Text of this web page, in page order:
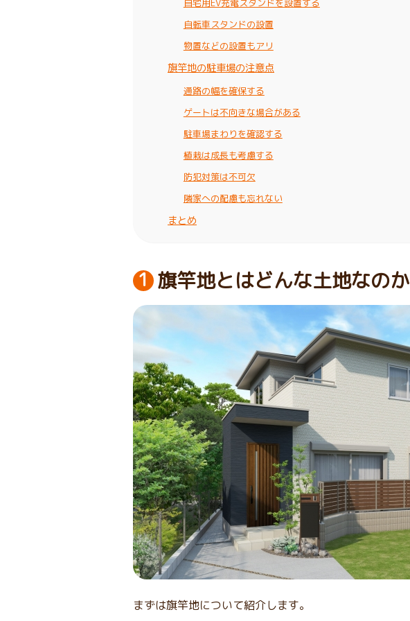
自宅用EV充電スタンドを設置する
自転車スタンドの設置
物置などの設置もアリ
旗竿地の駐車場の注意点
通路の幅を確保する
ゲートは不向きな場合がある
駐車場まわりを確認する
植栽は成長も考慮する
防犯対策は不可欠
隣家への配慮も忘れない
まとめ
旗竿地とはどんな土地なのか
まずは旗竿地について紹介します。